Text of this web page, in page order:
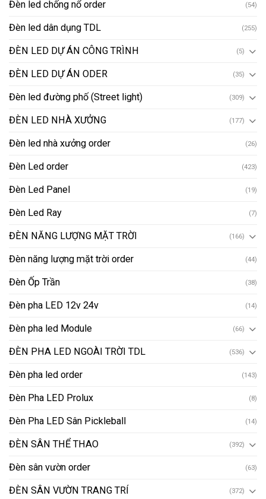
Đèn led chống nổ order (54)
Đèn led dân dụng TDL (255)
ĐÈN LED DỰ ÁN CÔNG TRÌNH (5)
ĐÈN LED DỰ ÁN ODER (35)
Đèn led đường phố (Street light) (309)
ĐÈN LED NHÀ XƯỞNG (177)
Đèn led nhà xưởng order (26)
Đèn Led order (423)
Đèn Led Panel (19)
Đèn Led Ray (7)
ĐÈN NĂNG LƯỢNG MẶT TRỜI (166)
Đèn năng lượng mặt trời order (44)
Đèn Ốp Trần (38)
Đèn pha LED 12v 24v (14)
Đèn pha led Module (66)
ĐÈN PHA LED NGOÀI TRỜI TDL (536)
Đèn pha led order (143)
Đèn Pha LED Prolux (8)
Đèn Pha LED Sân Pickleball (14)
ĐÈN SÂN THỂ THAO (392)
Đèn sân vườn order (63)
ĐÈN SÂN VƯỜN TRANG TRÍ (372)